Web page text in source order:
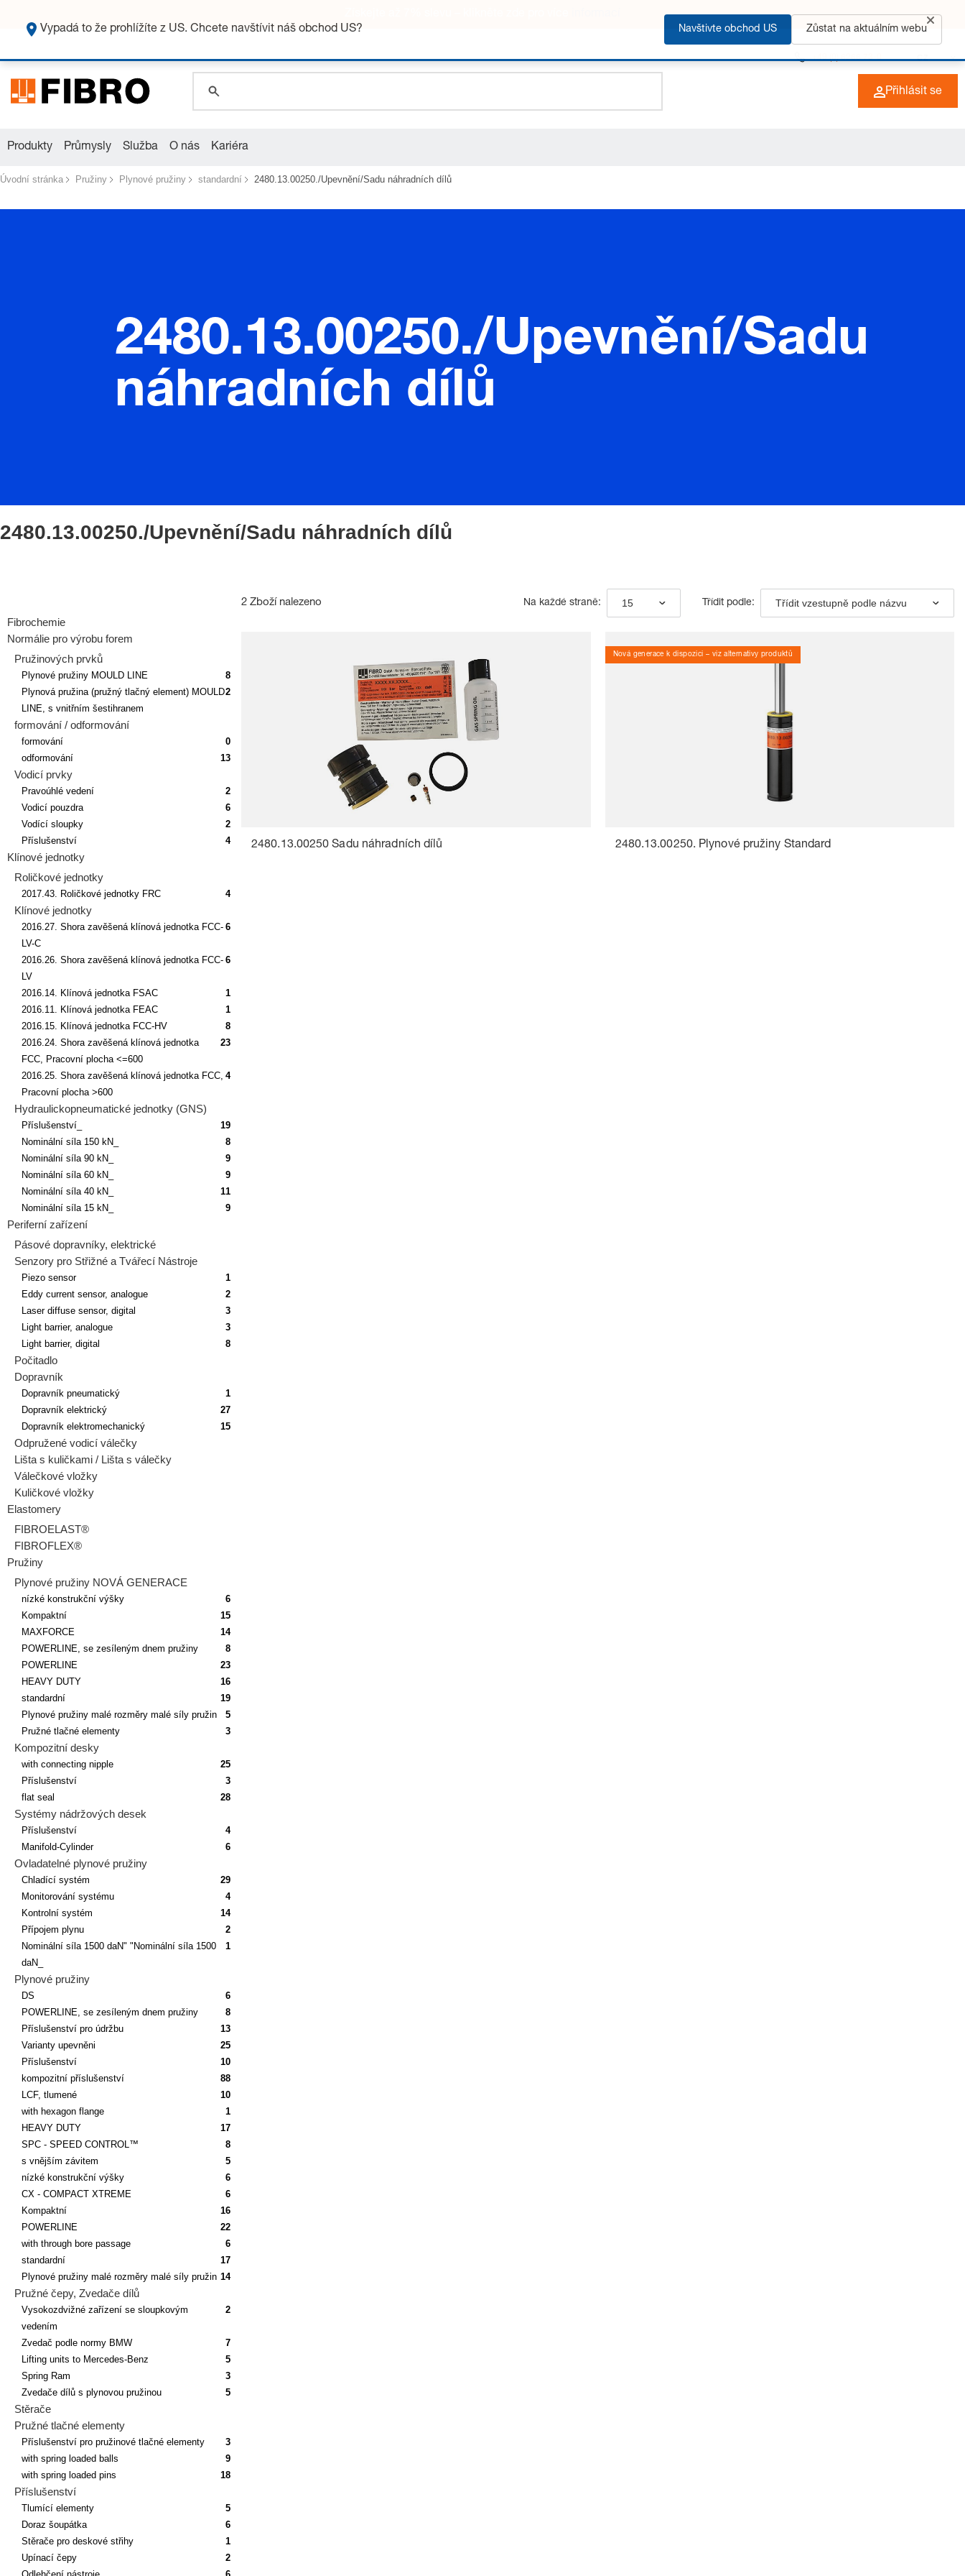
+49 (0) 6266 73-0 CZ
global.search.placeholder.category
Přihlásit se
Produkty Průmysly Služba O nás Kariéra
Úvodní stránka Pružiny Plynové pružiny standardní 2480.13.00250./Upevnění/Sadu náhradních dílů
2480.13.00250./Upevnění/Sadu
náhradních dílů
2480.13.00250./Upevnění/Sadu náhradních dílů
Fibrochemie
Normálie pro výrobu forem
Pružinových prvků
Plynové pružiny MOULD LINE
8
Plynová pružina (pružný tlačný element) MOULD
LINE, s vnitřním šestihranem
2
formování / odformování
formování
0
odformování
13
Vodicí prvky
Pravoúhlé vedení
2
Vodicí pouzdra
6
Vodící sloupky
2
Příslušenství
4
Klínové jednotky
Roličkové jednotky
2017.43. Roličkové jednotky FRC 4
Klínové jednotky
2016.27. Shora zavěšená klínová jednotka FCC-
LV-C
6
2016.26. Shora zavěšená klínová jednotka FCC-
LV
6
2016.14. Klínová jednotka FSAC
1
2016.11. Klínová jednotka FEAC
1
2016.15. Klínová jednotka FCC-HV
8
2016.24. Shora zavěšená klínová jednotka
FCC, Pracovní plocha <=600
23
2016.25. Shora zavěšená klínová jednotka FCC,
Pracovní plocha >600
4
Hydraulickopneumatické jednotky (GNS)
Příslušenství_
19
Nominální síla 150 kN_
8
Nominální síla 90 kN_
9
Nominální síla 60 kN_
9
Nominální síla 40 kN_
11
Nominální síla 15 kN_
9
Periferní zařízení
Pásové dopravníky, elektrické
Senzory pro Střižné a Tvářecí Nástroje
Piezo sensor
1
Eddy current sensor, analogue
2
Laser diffuse sensor, digital
3
Light barrier, analogue
3
Light barrier, digital
8
Počitadlo
Dopravník
Dopravník pneumatický
1
Dopravník elektrický
27
Dopravník elektromechanický
15
Odpružené vodicí válečky
Lišta s kuličkami / Lišta s válečky
Válečkové vložky
Kuličkové vložky
Elastomery
FIBROELAST®
FIBROFLEX®
Pružiny
Plynové pružiny NOVÁ GENERACE
nízké konstrukční výšky
6
Kompaktní
15
MAXFORCE
14
POWERLINE, se zesíleným dnem pružiny
8
POWERLINE
23
HEAVY DUTY
16
standardní
19
Plynové pružiny malé rozměry malé síly pružin
5
Pružné tlačné elementy
3
Kompozitní desky
with connecting nipple
25
Příslušenství
3
flat seal
28
Systémy nádržových desek
Příslušenství
4
Manifold-Cylinder
6
Ovladatelné plynové pružiny
Chladící systém
29
Monitorování systému
4
Kontrolní systém
14
Přípojem plynu
2
Nominální síla 1500 daN" "Nominální síla 1500
daN_
1
Plynové pružiny
DS
6
POWERLINE, se zesíleným dnem pružiny
8
Příslušenství pro údržbu
13
Varianty upevněni
25
Příslušenství
10
kompozitní příslušenství
88
LCF, tlumené
10
with hexagon flange
1
HEAVY DUTY
17
SPC - SPEED CONTROL™
8
s vnějším závitem
5
nízké konstrukční výšky
6
CX - COMPACT XTREME
6
Kompaktní
16
POWERLINE
22
with through bore passage
6
standardní
17
Plynové pružiny malé rozměry malé síly pružin 14
Pružné čepy, Zvedače dílů
Vysokozdvižné zařízení se sloupkovým
vedením
2
Zvedač podle normy BMW
7
Lifting units to Mercedes-Benz
5
Spring Ram
3
Zvedače dílů s plynovou pružinou
5
Stěrače
Pružné tlačné elementy
Příslušenství pro pružinové tlačné elementy
3
with spring loaded balls
9
with spring loaded pins
18
Příslušenství
Tlumící elementy
5
Doraz šoupátka
6
Stěrače pro deskové střihy
1
Upínací čepy
2
2 Zboží nalezeno Na každé straně: 15 Třídit podle: Třídit vzestupně podle názvu
2480.13.00250 Sadu náhradních dílů
Nová generace k dispozici – viz alternativy produktů
2480.13.00250. Plynové pružiny Standard
Vypadá to že prohlížíte z US. Chcete navštívit náš obchod US? Navštivte obchod US Zůstat na aktuálním webu